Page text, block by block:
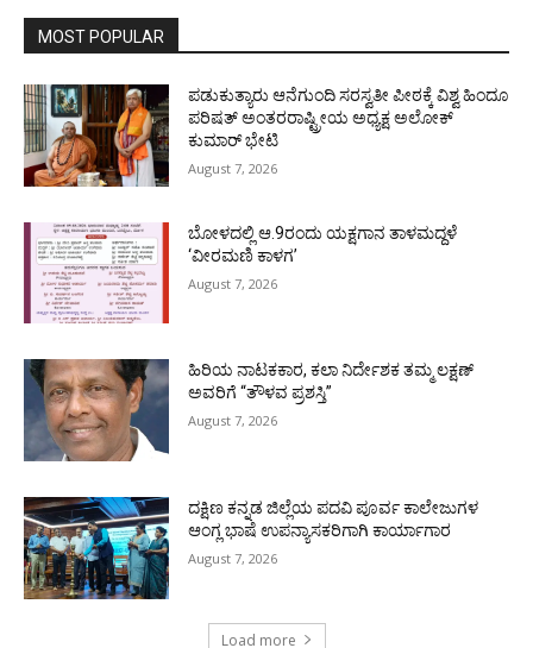
MOST POPULAR
ಪಡುಕುತ್ಯಾರು ಆನೆಗುಂದಿ ಸರಸ್ವತೀ ಪೀಠಕ್ಕೆ ವಿಶ್ವ ಹಿಂದೂ
ಪರಿಷತ್ ಅಂತರರಾಷ್ಟ್ರೀಯ ಅಧ್ಯಕ್ಷ ಅಲೋಕ್
ಕುಮಾರ್ ಭೇಟಿ
August 7, 2026
ಬೋಳದಲ್ಲಿ ಆ.9ರಂದು ಯಕ್ಷಗಾನ ತಾಳಮದ್ದಳೆ
‘ವೀರಮಣಿ ಕಾಳಗ’
August 7, 2026
ಹಿರಿಯ ನಾಟಕಕಾರ, ಕಲಾ ನಿರ್ದೇಶಕ ತಮ್ಮ ಲಕ್ಷಣ್
ಅವರಿಗೆ “ತೌಳವ ಪ್ರಶಸ್ತಿ”
August 7, 2026
ದಕ್ಷಿಣ ಕನ್ನಡ ಜಿಲ್ಲೆಯ ಪದವಿ ಪೂರ್ವ ಕಾಲೇಜುಗಳ
ಆಂಗ್ಲ ಭಾಷೆ ಉಪನ್ಯಾಸಕರಿಗಾಗಿ ಕಾರ್ಯಾಗಾರ
August 7, 2026
Load more